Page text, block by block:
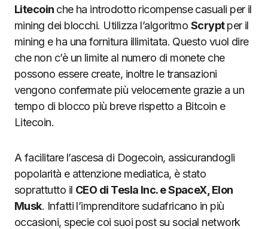
Litecoin che ha introdotto ricompense casuali per il
mining dei blocchi. Utilizza l’algoritmo Scryptper il
mining e ha una fornitura illimitata. Questo vuol dire
che non c’è un limite al numero di monete che
possono essere create, inoltre le transazioni
vengono confermate più velocemente grazie a un
tempo di blocco più breve rispetto a Bitcoin e
Litecoin.
A facilitare l’ascesa di Dogecoin, assicurandogli
popolarità e attenzione mediatica, è stato
soprattutto il CEO di Tesla Inc. e SpaceX, Elon
Musk. Infatti l’imprenditore sudafricano in più
occasioni, specie coi suoi post su social network